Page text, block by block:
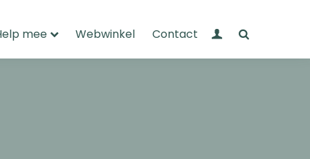
mee Webwinkel Contact Mijn Wandelnet